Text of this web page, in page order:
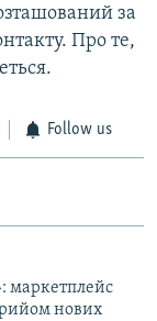
за
Про те,
Follow us
маркетплейс
нових